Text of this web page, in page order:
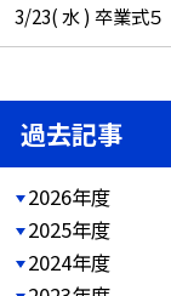
3/23( 水 ) 卒業式５
過去記事
2026年度
2025年度
2024年度